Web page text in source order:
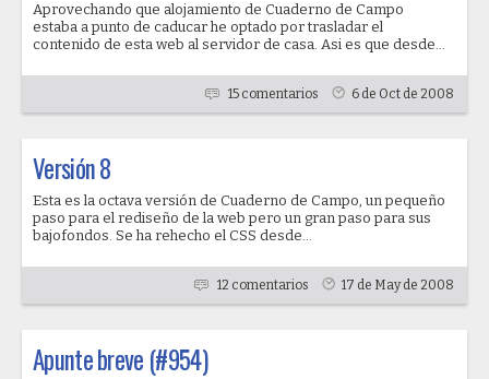
Aprovechando que alojamiento de Cuaderno de Campo
estaba a punto de caducar he optado por trasladar el
contenido de esta web al servidor de casa. Asi es que desde...
15 comentarios 6 de Oct de 2008
Versión 8
Esta es la octava versión de Cuaderno de Campo, un pequeño
paso para el rediseño de la web pero un gran paso para sus
bajofondos. Se ha rehecho el CSS desde...
12 comentarios 17 de May de 2008
Apunte breve (#954)